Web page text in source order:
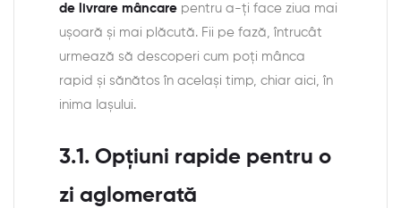
de livrare mâncare pentru a-ți face ziua mai
ușoară și mai plăcută. Fii pe fază, întrucât
urmează să descoperi cum poți mânca
rapid și sănătos în același timp, chiar aici, în
inima Iașului.
3.1. Opțiuni rapide pentru o
zi aglomerată